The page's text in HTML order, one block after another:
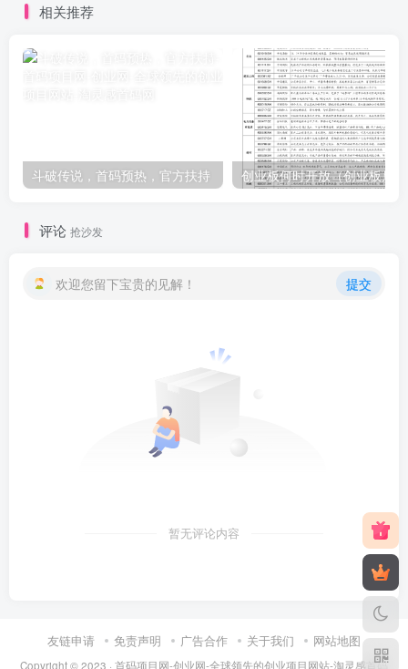
相关推荐
斗破传说，首码预热，官方扶持
评论 抢沙发
欢迎您留下宝贵的见解！ 提交
暂无评论内容
友链申请 免责声明 广告合作 关于我们 网站地图
Copyright © 2023 · 首码项目网-创业网-全球领先的创业项目网站-淘灵感首码